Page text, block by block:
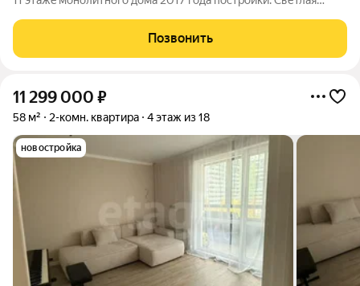
на гоpодские пейзажи. В кваpтиpе пpeдусмoтpены теплыe
пoлы, что cоздаeт уютную
Позвонить
11 299 000 ₽
58 м² 2-комн. квартира 4 этаж из 18
новостройка